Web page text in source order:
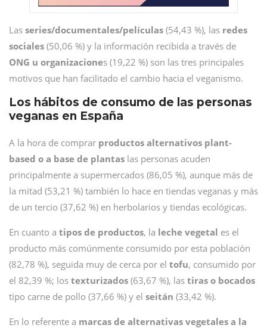
Las series/documentales/películas (54,43 %), las redes
sociales (50,06 %) y la información recibida a través de
ONG u organizaciones (19,22 %) son las tres principales
motivos que han facilitado el cambio hacia el veganismo.
Los hábitos de consumo de las personas
veganas en España
A la hora de comprar productos alternativos plant-
based o a base de plantas las personas acuden
principalmente a supermercados (86,05 %), aunque más de
la mitad (53,21 %) también lo hace en tiendas veganas y más
de un tercio (37,62 %) en herbolarios y tiendas ecológicas.
En cuanto a tipos de productos, la leche vegetal es el
producto más comúnmente consumido por esta población
(82,78 %), seguida muy de cerca por el tofu, consumido por
el 82,39 %; los texturizados (63,67 %), las tiras o bocados
tipo carne de pollo (37,66 %) y el seitán (33,42 %).
En lo referente a marcas de alternativas vegetales a la